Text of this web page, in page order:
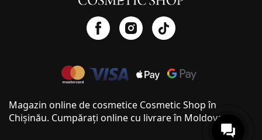
Magazin online de cosmetice Cosmetic Shop în
Chișinău. Cumpărați online cu livrare în Moldova.